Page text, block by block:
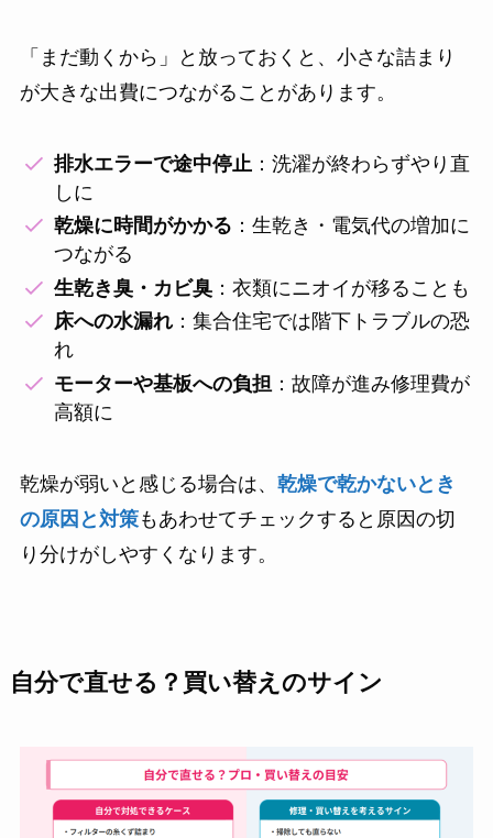
「まだ動くから」と放っておくと、小さな詰まり
が大きな出費につながることがあります。
排水エラーで途中停止 ：洗濯が終わらずやり直
しに
乾燥に時間がかかる ：生乾き・電気代の増加に
つながる
生乾き臭・カビ臭 ：衣類にニオイが移ることも
床への水漏れ ：集合住宅では階下トラブルの恐
れ
モーターや基板への負担 ：故障が進み修理費が
高額に
乾燥が弱いと感じる場合は、 乾燥で乾かないとき
の原因と対策もあわせてチェックすると原因の切
り分けがしやすくなります。
自分で直せる？買い替えのサイン